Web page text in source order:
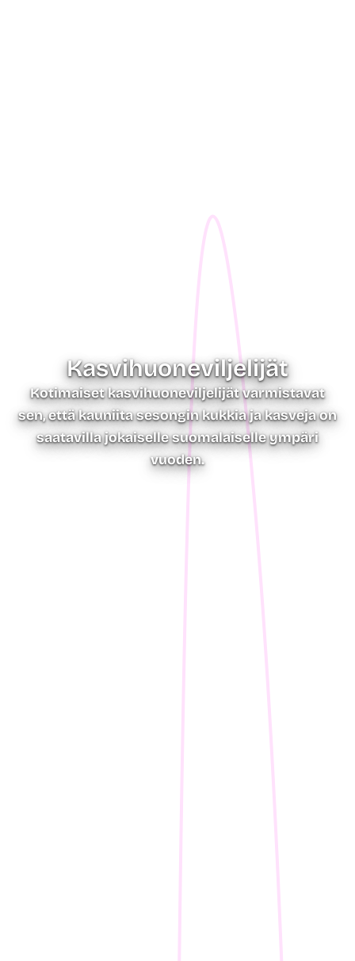
Kasvihuone­viljelijät
Kotimaiset kasvihuoneviljelijät varmistavat
sen, että kauniita sesongin kukkia ja kasveja on
saatavilla jokaiselle suomalaiselle ympäri
vuoden.